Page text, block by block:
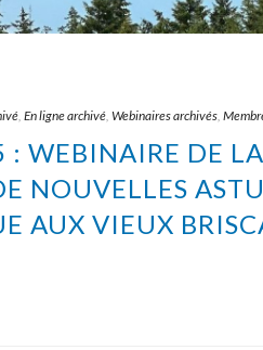
En ligne archivé Webinaires archivés
: WEBINAIRE DE
NOUVELLES
AUX VIEUX